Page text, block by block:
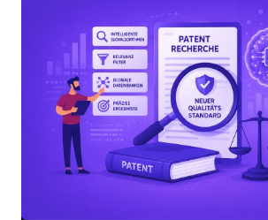
RECHERCHE
CHOISIR
?